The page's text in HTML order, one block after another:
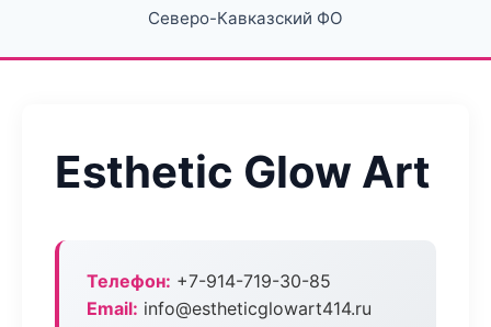
Северо-Кавказский ФО
Esthetic Glow Art
Телефон: +7-914-719-30-85
Email: info@estheticglowart414.ru